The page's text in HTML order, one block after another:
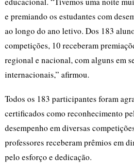
e premiando os estudantes com
ao longo do ano letivo. Dos 183
competições, 10 receberam
regional e nacional, com alguns em
internacionais,” afirmou.
Todos os 183 participantes foram
certificados como reconhecimento
desempenho em diversas
professores receberam prêmios em
pelo esforço e dedicação.